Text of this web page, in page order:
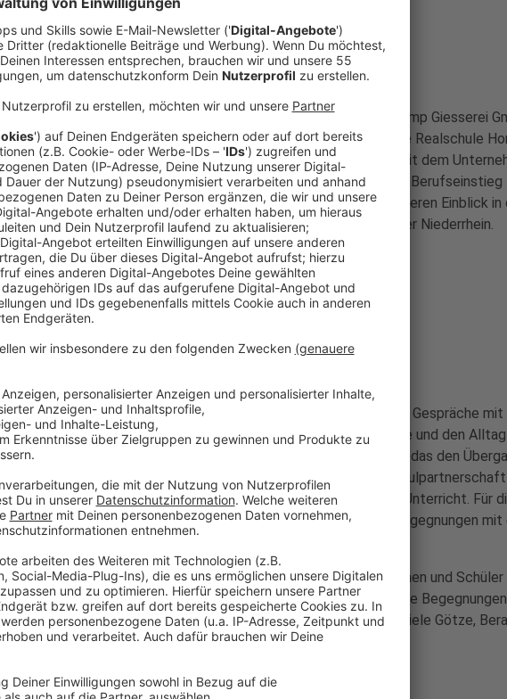
Neue Partnerschaft in Krefeld beschlossen
Anzeige
Zwei Schulen in Krefeld arbeiten künftig enger mit der Siempelkamp Giesserei
zusammen. Nach Angaben der IHK Mittlerer Niederrhein haben die Realschule
die Robert-Jungk-Gesamtschule jetzt eine Schulpartnerschaft mit dem
geschlossen. Ziel ist es, Schülerinnen und Schüler besser auf den Berufseinstieg
vorzubereiten. Die Kooperation soll den Jugendlichen einen direkteren Einblick in
Arbeitswelt geben. Begleitet wird das Ganze von der IHK Mittlerer Niederrhein.
Anzeige
Einblicke in Ausbildung und Arbeitsalltag
Anzeige
Geplant sind unter anderem Betriebsbesichtigungen, Praktika und Gespräche
Auszubildenden. So können die Jugendlichen verschiedene Berufe und den
Industriebetrieb besser kennenlernen. Nach Angaben der IHK soll das den
Schule in eine Ausbildung unterstützen und vereinfachen. Die
auf praktische Erfahrungen statt nur auf Informationen aus dem Unterricht. Für
Schülerinnen und Schüler bedeutet das vor allem mehr direkte Begegnungen mit
Berufswelt.
„Berufsorientierung wird besonders dann greifbar, wenn Schülerinnen und
direkt erleben können. Solche Partnerschaften schaffen wertvolle
erleichtern den Übergang von der Schule in die Ausbildung.“ - Gabriele Götze,
Wirtschaft bei der IHK Mittlerer Niederrhein.
Anzeige